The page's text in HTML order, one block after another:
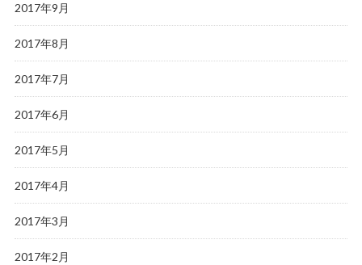
2017年9月
2017年8月
2017年7月
2017年6月
2017年5月
2017年4月
2017年3月
2017年2月